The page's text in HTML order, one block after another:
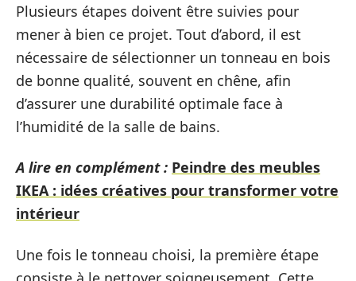
Plusieurs étapes doivent être suivies pour
mener à bien ce projet. Tout d’abord, il est
nécessaire de sélectionner un tonneau en bois
de bonne qualité, souvent en chêne, afin
d’assurer une durabilité optimale face à
l’humidité de la salle de bains.
A lire en complément : Peindre des meubles
IKEA : idées créatives pour transformer votre
intérieur
Une fois le tonneau choisi, la première étape